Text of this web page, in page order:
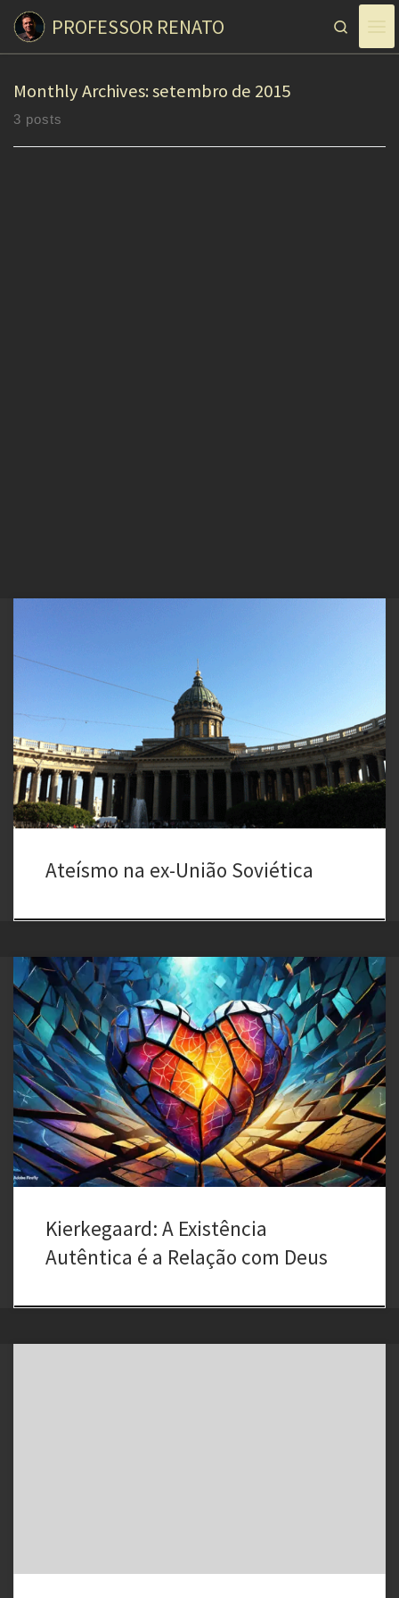
Skip to content
PROFESSOR RENATO
Monthly Archives:setembro de 2015
3 posts
Entre os grandes genocídios das últimas décadas estão as guerras
étnicas em Ruanda, com 800.000 mortos, da Armênia com 1 milhão
e o Holocausto, que exterminou mais de 6 milhões. Porém, um novo
projeto está em andamento para contar uma história que nunca
recebeu a atenção que merece: a campanha […]
Ateísmo na ex-União Soviética
Sobre a vida do Filósofo Kierkegaard nasceu em Copenhague
(Dinamarca), Educado num clima familiar de religiosidade austera e
severa, a sua obra é profundamente influenciada pela concepção
protestante sobre o pecado e a predestinação.
Kierkegaard: A Existência
Autêntica é a Relação com Deus